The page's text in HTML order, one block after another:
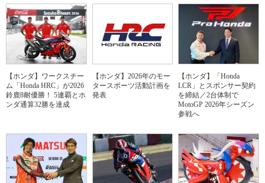
【ホンダ】ワークスチー
ム「Honda HRC」が2026
鈴鹿8耐優勝！ 5連覇とホ
ンダ通算32勝を達成
【ホンダ】2026年のモー
タースポーツ活動計画を
発表
【ホンダ】「Honda
LCR」とスポンサー契約
を締結／2台体制で
MotoGP 2026年シーズン
参戦へ